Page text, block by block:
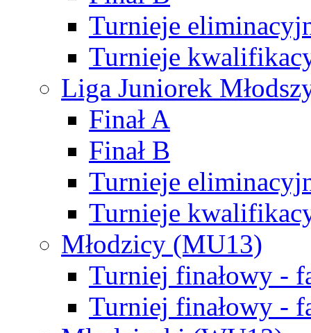
Turnieje
Turnieje
Liga Juniorek
Finał A
Finał B
Turnieje
Turnieje
Młodzicy (MU13)
Turniej finałowy -
Turniej finałowy -